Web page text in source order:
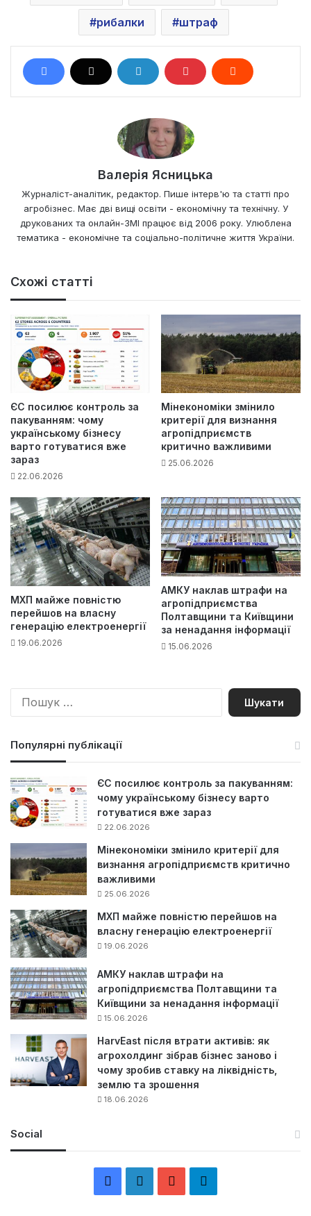
рибалки штраф
Валерія Ясницька
Журналіст-аналітик, редактор. Пише інтерв'ю та статті про
агробізнес. Має дві вищі освіти - економічну та технічну. У
друкованих та онлайн-ЗМІ працює від 2006 року. Улюблена
тематика - економічне та соціально-політичне життя України.
Схожі статті
ЄС посилює контроль за
пакуванням: чому
українському бізнесу
варто готуватися вже
зараз
22.06.2026
Мінекономіки змінило
критерії для визнання
агропідприємств
критично важливими
25.06.2026
МХП майже повністю
перейшов на власну
генерацію електроенергії
19.06.2026
АМКУ наклав штрафи на
агропідприємства
Полтавщини та Київщини
за ненадання інформації
15.06.2026
П
Популярні публікації
ЄС посилює контроль за пакуванням:
чому українському бізнесу варто
готуватися вже зараз
22.06.2026
Мінекономіки змінило критерії для
визнання агропідприємств критично
важливими
25.06.2026
МХП майже повністю перейшов на
власну генерацію електроенергії
19.06.2026
АМКУ наклав штрафи на
агропідприємства Полтавщини та
Київщини за ненадання інформації
15.06.2026
HarvEast після втрати активів: як
агрохолдинг зібрав бізнес заново і
чому зробив ставку на ліквідність,
землю та зрошення
18.06.2026
Social